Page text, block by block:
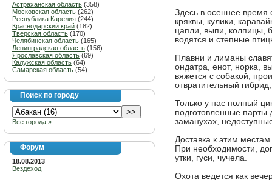
Астраханская область (358)
Московская область (262)
Республика Карелия (244)
Краснодарский край (182)
Тверская область (170)
Челябинская область (165)
Ленинградская область (156)
Ярославская область (69)
Калужская область (64)
Самарская область (54)
Поиск по городу
Все города »
Форум
18.08.2013
Вездеход
Здесь в осеннее время
кряквы, кулики,
цапли, выпи, колпицы,
водятся и степные
Плавни и лиманы
ондатра, енот, норка,
вяжется с собакой,
отвратительный
Только у нас полный
подготовленные парты
заманухах,
Доставка к этим
При необходимости,
утки, гуси, чучела.
Охота ведется как